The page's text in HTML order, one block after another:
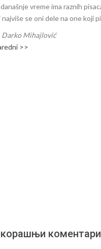
vreme ima raznih
najviše se oni dele na one koji
Darko Mihajlović
>>
коментари